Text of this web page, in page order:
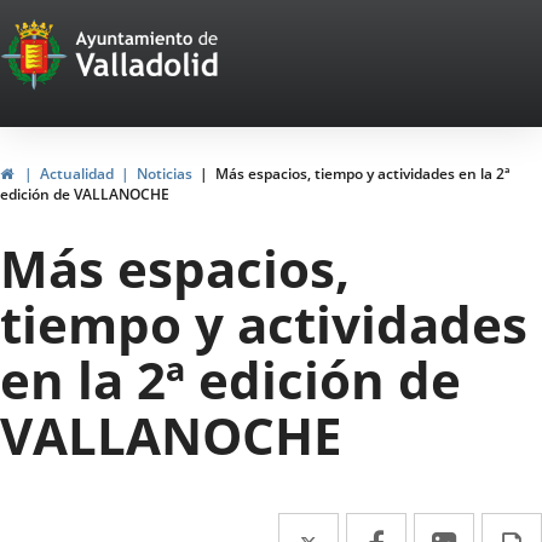
Portal
Web
del
Ayuntamiento
de
Valladolid
InicioActualidad Noticias
Más espacios, tiempo y actividades en la 2ª
edición de VALLANOCHE
Más espacios,
tiempo y actividades
en la 2ª edición de
VALLANOCHE
Twitter
Enlace Facebook
EnlaceEnlace